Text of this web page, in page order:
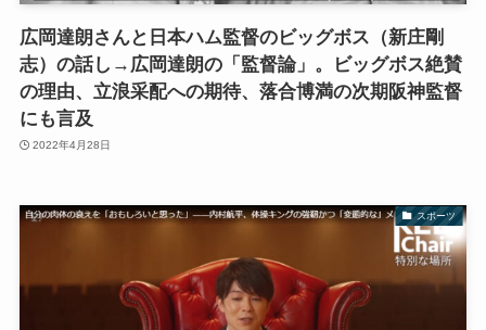
広岡達朗さんと日本ハム監督のビッグボス（新庄剛
志）の話し→広岡達朗の「監督論」。ビッグボス絶賛
の理由、立浪采配への期待、落合博満の次期阪神監督
にも言及
2022年4月28日
スポーツ